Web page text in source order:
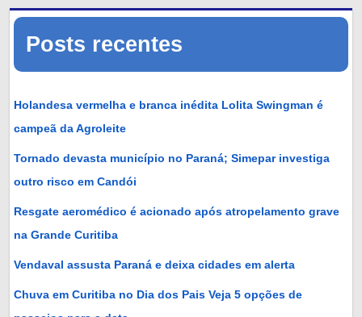
Posts recentes
Holandesa vermelha e branca inédita Lolita Swingman é
campeã da Agroleite
Tornado devasta município no Paraná; Simepar investiga
outro risco em Candói
Resgate aeromédico é acionado após atropelamento grave
na Grande Curitiba
Vendaval assusta Paraná e deixa cidades em alerta
Chuva em Curitiba no Dia dos Pais Veja 5 opções de